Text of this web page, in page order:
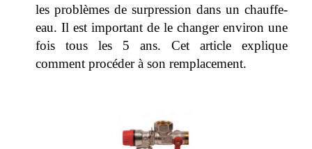
les problèmes de surpression dans un chauffe-
eau. Il est important de le changer environ une
fois tous les 5 ans. Cet article explique
comment procéder à son remplacement.